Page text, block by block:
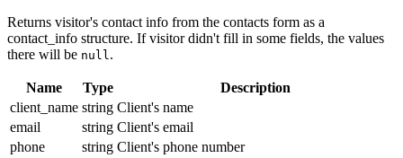
Returns visitor's contact info from the contacts form as a
contact_info structure. If visitor didn't fill in some fields, the values
there will be null.
Name Type
Description
client_name string Client's name
email
string Client's email
phone
string Client's phone number